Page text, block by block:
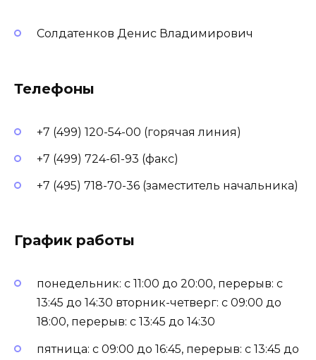
Солдатенков Денис Владимирович
Телефоны
+7 (499) 120-54-00 (горячая линия)
+7 (499) 724-61-93 (факс)
+7 (495) 718-70-36 (заместитель начальника)
График работы
понедельник: с 11:00 до 20:00, перерыв: с
13:45 до 14:30 вторник-четверг: с 09:00 до
18:00, перерыв: с 13:45 до 14:30
пятница: с 09:00 до 16:45, перерыв: с 13:45 до